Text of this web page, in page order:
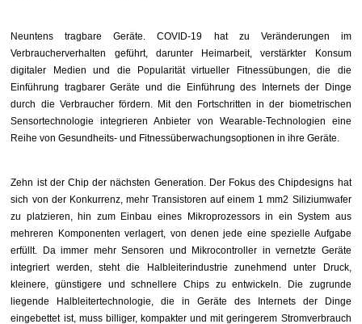
Neuntens tragbare Geräte. COVID-19 hat zu Veränderungen im
Verbraucherverhalten geführt, darunter Heimarbeit, verstärkter Konsum
digitaler Medien und die Popularität virtueller Fitnessübungen, die die
Einführung tragbarer Geräte und die Einführung des Internets der Dinge
durch die Verbraucher fördern. Mit den Fortschritten in der biometrischen
Sensortechnologie integrieren Anbieter von Wearable-Technologien eine
Reihe von Gesundheits- und Fitnessüberwachungsoptionen in ihre Geräte.
Zehn ist der Chip der nächsten Generation. Der Fokus des Chipdesigns hat
sich von der Konkurrenz, mehr Transistoren auf einem 1 mm2 Siliziumwafer
zu platzieren, hin zum Einbau eines Mikroprozessors in ein System aus
mehreren Komponenten verlagert, von denen jede eine spezielle Aufgabe
erfüllt. Da immer mehr Sensoren und Mikrocontroller in vernetzte Geräte
integriert werden, steht die Halbleiterindustrie zunehmend unter Druck,
kleinere, günstigere und schnellere Chips zu entwickeln. Die zugrunde
liegende Halbleitertechnologie, die in Geräte des Internets der Dinge
eingebettet ist, muss billiger, kompakter und mit geringerem Stromverbrauch